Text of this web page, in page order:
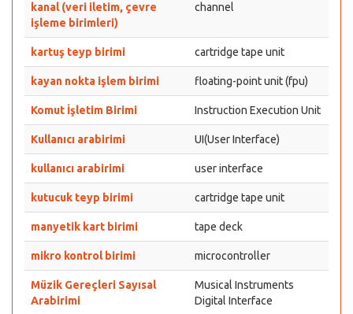
kanal (veri iletim, çevre
işleme birimleri)
channel
kartuş teyp birimi cartridge tape unit
kayan nokta işlem birimi floating-point unit (fpu)
Komut İşletim Birimi Instruction Execution Unit
Kullanıcı arabirimi UI(User Interface)
kullanıcı arabirimi user interface
kutucuk teyp birimi cartridge tape unit
manyetik kart birimi tape deck
mikro kontrol birimi microcontroller
Müzik Gereçleri Sayısal
Arabirimi
Musical Instruments
Digital Interface